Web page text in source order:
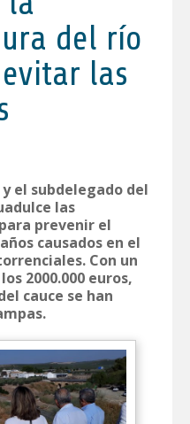
del río
las
el subdelegado del
las
prevenir el
causados en el
Con un
2000.000 euros,
cauce se han